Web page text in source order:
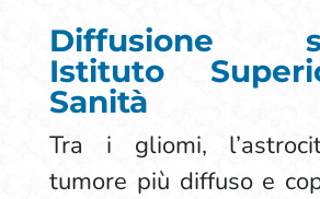
Diffusione
Istituto
Sanità
Tra i gliomi,
tumore più diffuso e